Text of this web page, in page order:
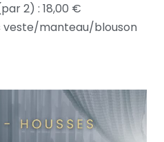
2) : 18,00 €
veste/manteau/blouson